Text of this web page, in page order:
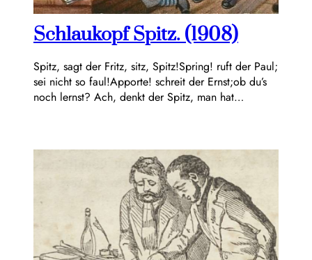
Schlaukopf Spitz. (1908)
Spitz, sagt der Fritz, sitz, Spitz!Spring! ruft der Paul;
sei nicht so faul!Apporte! schreit der Ernst;ob du’s
noch lernst? Ach, denkt der Spitz, man hat…